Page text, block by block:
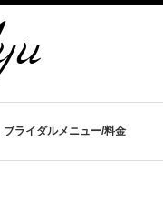
ブライダルメニュー/料金